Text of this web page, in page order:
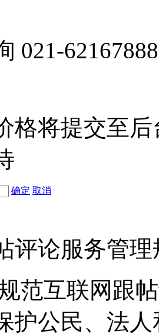
021-62167888
格将提交至
确定 取消
评论服务管理
范互联网跟
护公民、法